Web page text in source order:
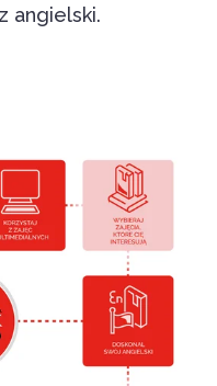
angielski.